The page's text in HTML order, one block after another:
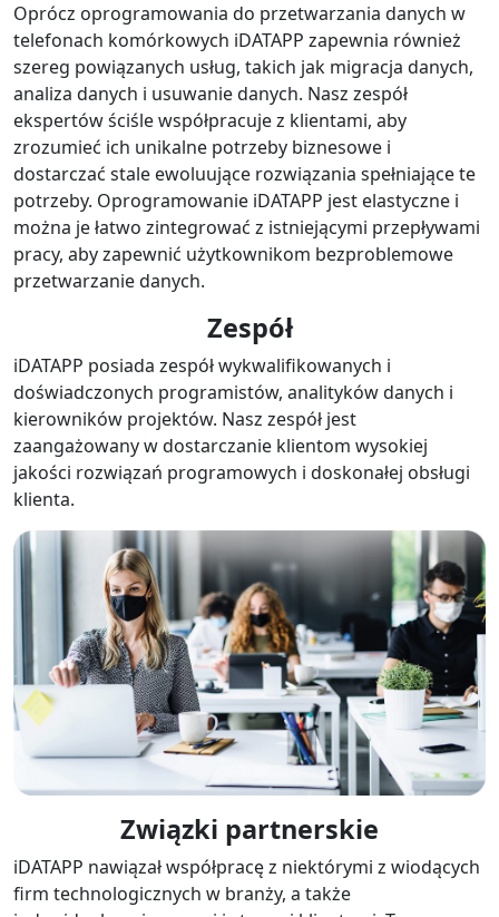
Oprócz oprogramowania do przetwarzania danych w
telefonach komórkowych iDATAPP zapewnia również
szereg powiązanych usług, takich jak migracja danych,
analiza danych i usuwanie danych. Nasz zespół
ekspertów ściśle współpracuje z klientami, aby
zrozumieć ich unikalne potrzeby biznesowe i
dostarczać stale ewoluujące rozwiązania spełniające te
potrzeby. Oprogramowanie iDATAPP jest elastyczne i
można je łatwo zintegrować z istniejącymi przepływami
pracy, aby zapewnić użytkownikom bezproblemowe
przetwarzanie danych.
Zespół
iDATAPP posiada zespół wykwalifikowanych i
doświadczonych programistów, analityków danych i
kierowników projektów. Nasz zespół jest
zaangażowany w dostarczanie klientom wysokiej
jakości rozwiązań programowych i doskonałej obsługi
klienta.
Związki partnerskie
iDATAPP nawiązał współpracę z niektórymi z wiodących
firm technologicznych w branży, a także
Zmiana języka
English Nederlands
Tiếng Việt
Español
Português
Deutsche
Français
Italiano
Dansk
Ελληνικά
Türk
русский
हिंदी